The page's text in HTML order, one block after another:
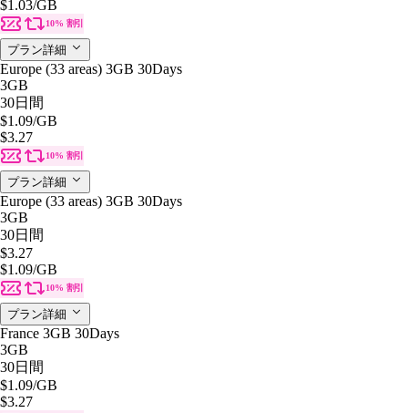
$1.03/GB
10% 割引
プラン詳細
Europe (33 areas) 3GB 30Days
3GB
30日間
$1.09/GB
$3.27
10% 割引
プラン詳細
Europe (33 areas) 3GB 30Days
3GB
30日間
$3.27
$1.09/GB
10% 割引
プラン詳細
France 3GB 30Days
3GB
30日間
$1.09/GB
$3.27